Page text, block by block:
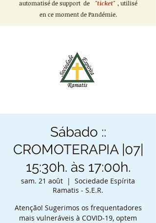
automatisé de support de
"ticket" , utilisé
en ce moment de Pandémie.
Sábado ::
CROMOTERAPIA |07|
15:30h. às 17:00h.
sam. 21 août
  |
Sociedade Espírita
Ramatis - S.E.R.
Atenção! Sugerimos os frequentadores
mais vulneráveis à COVID-19, optem